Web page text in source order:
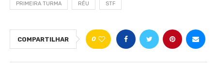
PRIMEIRA TURMA RÉU STF
COMPARTILHAR 0